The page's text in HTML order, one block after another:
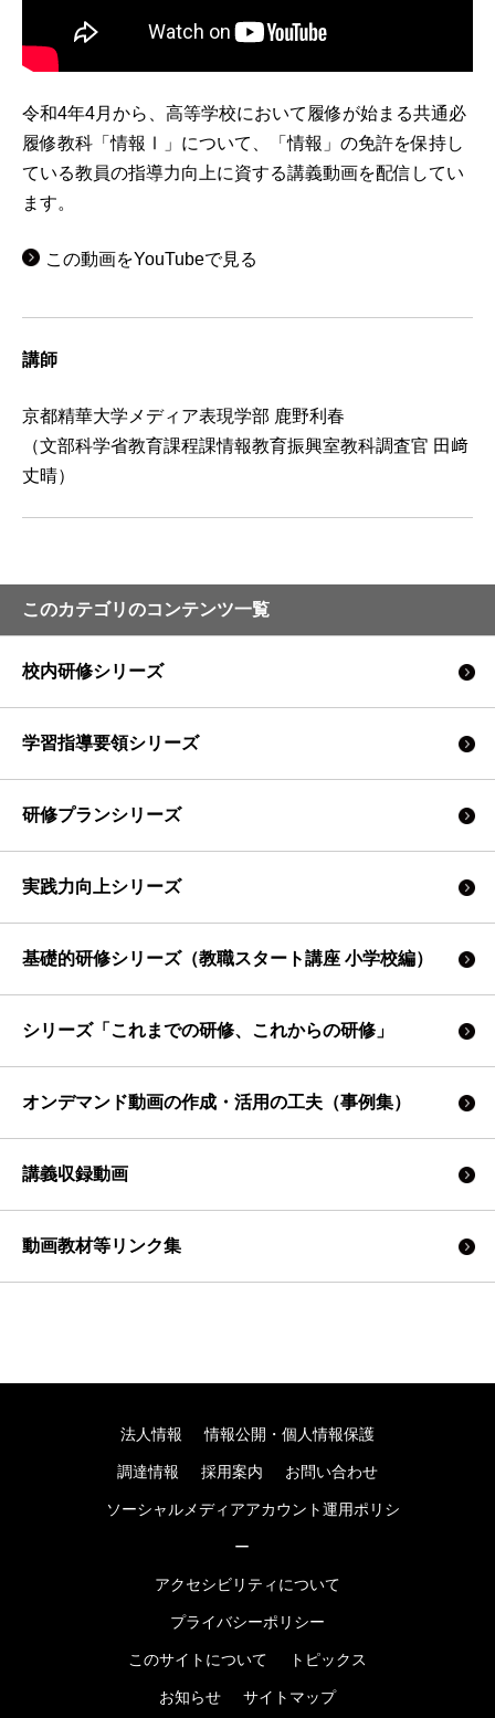
令和4年4月から、高等学校において履修が始まる共通必
履修教科「情報Ⅰ」について、「情報」の免許を保持し
ている教員の指導力向上に資する講義動画を配信してい
ます。
この動画をYouTubeで見る
講師
京都精華大学メディア表現学部 鹿野利春
（文部科学省教育課程課情報教育振興室教科調査官 田﨑
丈晴）
このカテゴリのコンテンツ一覧
校内研修シリーズ
学習指導要領シリーズ
研修プランシリーズ
実践力向上シリーズ
基礎的研修シリーズ（教職スタート講座 小学校編）
シリーズ「これまでの研修、これからの研修」
オンデマンド動画の作成・活用の工夫（事例集）
講義収録動画
動画教材等リンク集
法人情報 情報公開・個人情報保護
調達情報 採用案内 お問い合わせ
ソーシャルメディアアカウント運用ポリシ
ー
アクセシビリティについて
プライバシーポリシー
このサイトについて トピックス
お知らせ サイトマップ